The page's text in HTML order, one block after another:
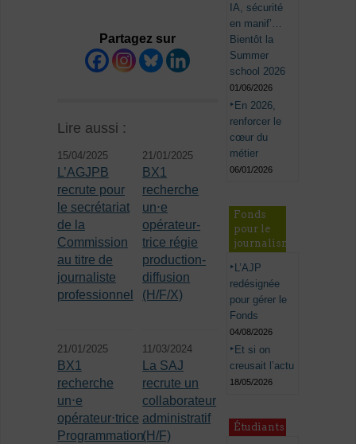
Partagez sur
Lire aussi :
15/04/2025
L’AGJPB
recrute pour
le secrétariat
de la
Commission
au titre de
journaliste
professionnel
21/01/2025
BX1
recherche
un⋅e
opérateur-
trice régie
production-
diffusion
(H/F/X)
21/01/2025
BX1
recherche
un⋅e
opérateur⋅trice
Programmation
11/03/2024
La SAJ
recrute un
collaborateur
administratif
(H/F)
IA, sécurité
en manif’…
Bientôt la
Summer
school 2026
01/06/2026
En 2026,
renforcer le
cœur du
métier
06/01/2026
Fonds
pour le
journalisme
L’AJP
redésignée
pour gérer le
Fonds
04/08/2026
Et si on
creusait l’actu
18/05/2026
Étudiants